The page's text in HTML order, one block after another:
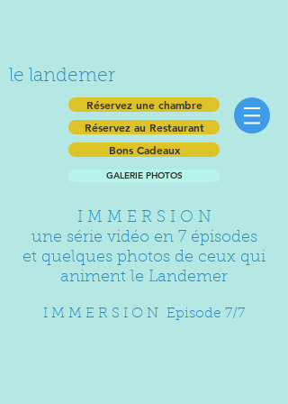
le landemer
Réservez une chambre
Réservez au Restaurant
Bons Cadeaux
GALERIE PHOTOS
I M M E R S I O N
une série vidéo en 7 épisodes
et quelques photos de ceux qui
animent le Landemer
I M M E R S I O N Episode 7/7